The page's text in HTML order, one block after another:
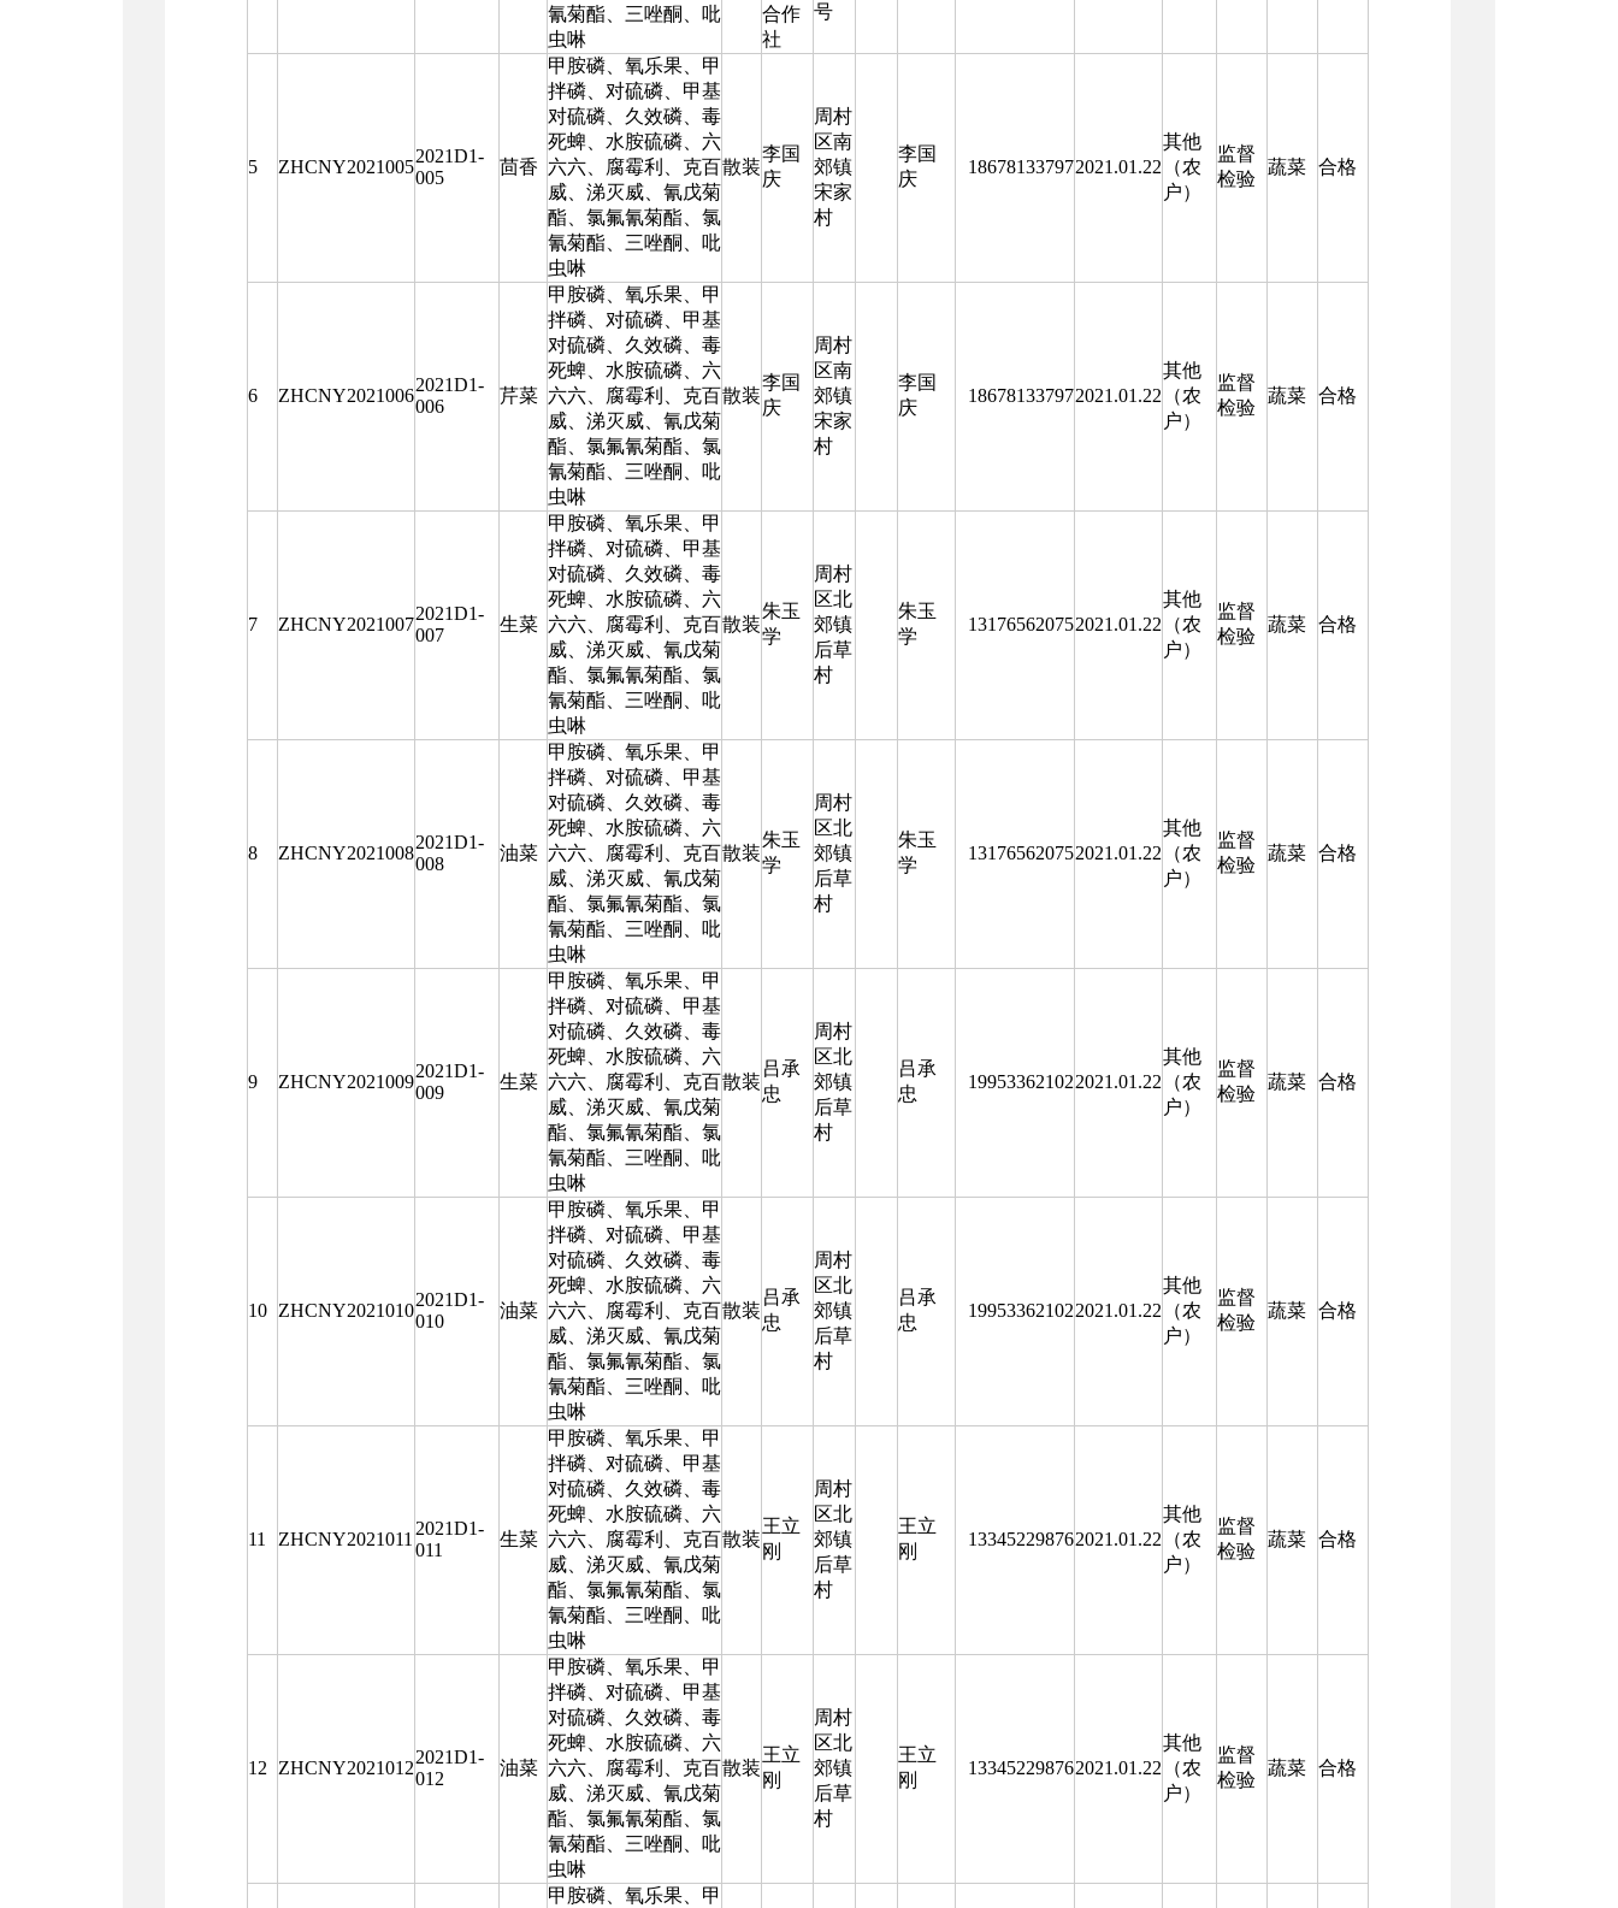
氰菊酯、三唑酮、吡
虫啉
合作
社
号
5 ZHCNY2021005
2021D1-
005
茴香
甲胺磷、氧乐果、甲
拌磷、对硫磷、甲基
对硫磷、久效磷、毒
死蜱、水胺硫磷、六
六六、腐霉利、克百
威、涕灭威、氰戊菊
酯、氯氟氰菊酯、氯
氰菊酯、三唑酮、吡
虫啉
散装
李国
庆
周村
区南
郊镇
宋家
村
李国
庆
186781337972021.01.22
其他
（农
户）
监督
检验
蔬菜 合格
6 ZHCNY2021006
2021D1-
006
芹菜
甲胺磷、氧乐果、甲
拌磷、对硫磷、甲基
对硫磷、久效磷、毒
死蜱、水胺硫磷、六
六六、腐霉利、克百
威、涕灭威、氰戊菊
酯、氯氟氰菊酯、氯
氰菊酯、三唑酮、吡
虫啉
散装
李国
庆
周村
区南
郊镇
宋家
村
李国
庆
186781337972021.01.22
其他
（农
户）
监督
检验
蔬菜 合格
7 ZHCNY2021007
2021D1-
007
生菜
甲胺磷、氧乐果、甲
拌磷、对硫磷、甲基
对硫磷、久效磷、毒
死蜱、水胺硫磷、六
六六、腐霉利、克百
威、涕灭威、氰戊菊
酯、氯氟氰菊酯、氯
氰菊酯、三唑酮、吡
虫啉
散装
朱玉
学
周村
区北
郊镇
后草
村
朱玉
学
131765620752021.01.22
其他
（农
户）
监督
检验
蔬菜 合格
8 ZHCNY2021008
2021D1-
008
油菜
甲胺磷、氧乐果、甲
拌磷、对硫磷、甲基
对硫磷、久效磷、毒
死蜱、水胺硫磷、六
六六、腐霉利、克百
威、涕灭威、氰戊菊
酯、氯氟氰菊酯、氯
氰菊酯、三唑酮、吡
虫啉
散装
朱玉
学
周村
区北
郊镇
后草
村
朱玉
学
131765620752021.01.22
其他
（农
户）
监督
检验
蔬菜 合格
9 ZHCNY2021009
2021D1-
009
生菜
甲胺磷、氧乐果、甲
拌磷、对硫磷、甲基
对硫磷、久效磷、毒
死蜱、水胺硫磷、六
六六、腐霉利、克百
威、涕灭威、氰戊菊
酯、氯氟氰菊酯、氯
氰菊酯、三唑酮、吡
虫啉
散装
吕承
忠
周村
区北
郊镇
后草
村
吕承
忠
199533621022021.01.22
其他
（农
户）
监督
检验
蔬菜 合格
10 ZHCNY2021010
2021D1-
010
油菜
甲胺磷、氧乐果、甲
拌磷、对硫磷、甲基
对硫磷、久效磷、毒
死蜱、水胺硫磷、六
六六、腐霉利、克百
威、涕灭威、氰戊菊
酯、氯氟氰菊酯、氯
氰菊酯、三唑酮、吡
虫啉
散装
吕承
忠
周村
区北
郊镇
后草
村
吕承
忠
199533621022021.01.22
其他
（农
户）
监督
检验
蔬菜 合格
11 ZHCNY2021011
2021D1-
011
生菜
甲胺磷、氧乐果、甲
拌磷、对硫磷、甲基
对硫磷、久效磷、毒
死蜱、水胺硫磷、六
六六、腐霉利、克百
威、涕灭威、氰戊菊
酯、氯氟氰菊酯、氯
氰菊酯、三唑酮、吡
虫啉
散装
王立
刚
周村
区北
郊镇
后草
村
王立
刚
133452298762021.01.22
其他
（农
户）
监督
检验
蔬菜 合格
12 ZHCNY2021012
2021D1-
012
油菜
甲胺磷、氧乐果、甲
拌磷、对硫磷、甲基
对硫磷、久效磷、毒
死蜱、水胺硫磷、六
六六、腐霉利、克百
威、涕灭威、氰戊菊
酯、氯氟氰菊酯、氯
氰菊酯、三唑酮、吡
虫啉
散装
王立
刚
周村
区北
郊镇
后草
村
王立
刚
133452298762021.01.22
其他
（农
户）
监督
检验
蔬菜 合格
甲胺磷、氧乐果、甲